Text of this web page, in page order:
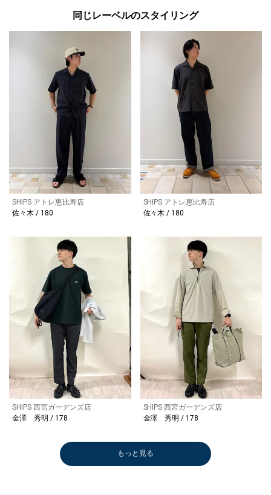
同じレーベルのスタイリング
SHIPS アトレ恵比寿店
佐々木 / 180
SHIPS アトレ恵比寿店
佐々木 / 180
SHIPS 西宮ガーデンズ店
金澤 秀明 / 178
SHIPS 西宮ガーデンズ店
金澤 秀明 / 178
もっと見る